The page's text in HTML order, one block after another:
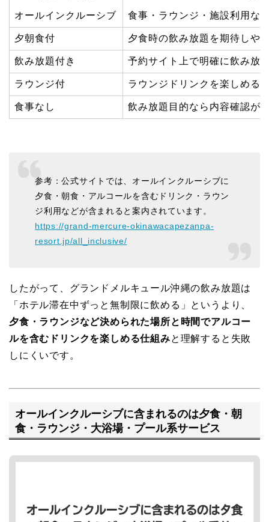
オールインクルーシブ 食事・ラウンジ・施設利用な
夕朝食付 夕食時の飲み放題を期待しや
飲み放題付き 予約サイト上で明確に飲み放
ラウンジ付 ラウンジドリンクを楽しめる
食事なし 飲み放題目的なら内容確認が
参考：公式サイトでは、オールインクルーシブに
夕食・朝食・アルコールを含むドリンク・ラウン
ジ利用などが含まれると案内されています。
https://grand-mercure-okinawacapezanpa-
resort.jp/all_inclusive/
したがって、グランドメルキュール沖縄の飲み放題は
「ホテル滞在中ずっと無制限に飲める」というより、
夕食・ラウンジなど決められた場所と時間でアルコー
ルを含むドリンクを楽しめる仕組みと理解すると失敗
しにくいです。
オールインクルーシブに含まれるのは夕食・朝
食・ラウンジ・大浴場・プール系サービス